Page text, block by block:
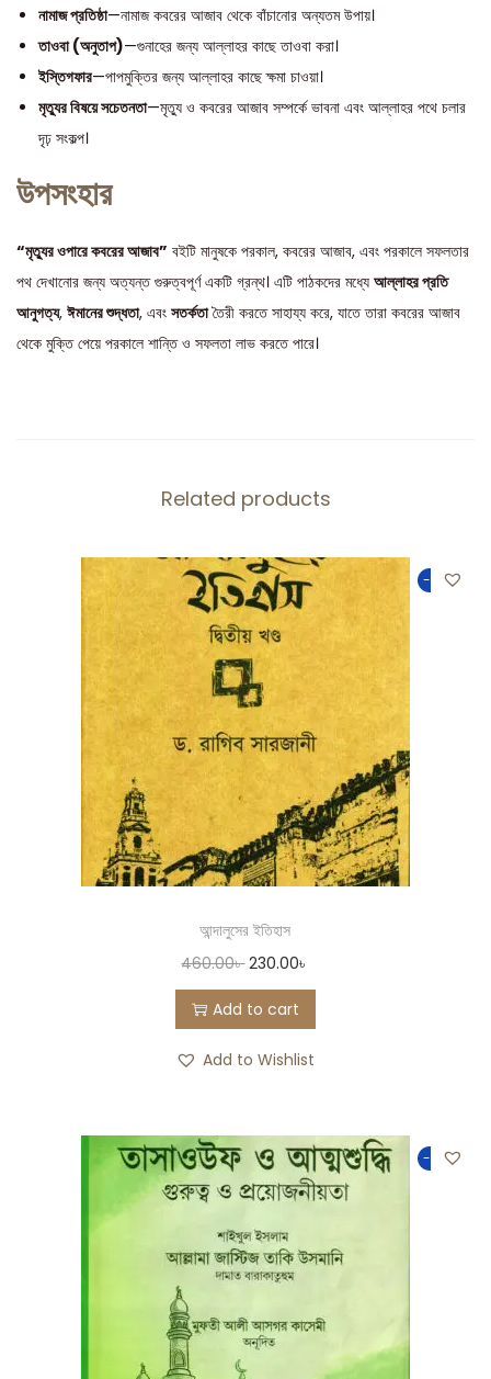
নামাজ প্রতিষ্ঠা—নামাজ কবরের আজাব থেকে বাঁচানোর অন্যতম উপায়।
তাওবা (অনুতাপ)—গুনাহের জন্য আল্লাহর কাছে তাওবা করা।
ইস্তিগফার—পাপমুক্তির জন্য আল্লাহর কাছে ক্ষমা চাওয়া।
মৃত্যুর বিষয়ে সচেতনতা—মৃত্যু ও কবরের আজাব সম্পর্কে ভাবনা এবং আল্লাহর পথে চলার
দৃঢ় সংকল্প।
উপসংহার
“মৃত্যুর ওপারে কবরের আজাব” বইটি মানুষকে পরকাল, কবরের আজাব, এবং পরকালে সফলতার
পথ দেখানোর জন্য অত্যন্ত গুরুত্বপূর্ণ একটি গ্রন্থ। এটি পাঠকদের মধ্যে আল্লাহর প্রতি
আনুগত্য, ঈমানের শুদ্ধতা, এবং সতর্কতাতৈরী করতে সাহায্য করে, যাতে তারা কবরের আজাব
থেকে মুক্তি পেয়ে পরকালে শান্তি ও সফলতা লাভ করতে পারে।
Related products
-50%
আন্দালুসের ইতিহাস
460.00৳ 230.00৳
Add to cart
Add to Wishlist
-50%